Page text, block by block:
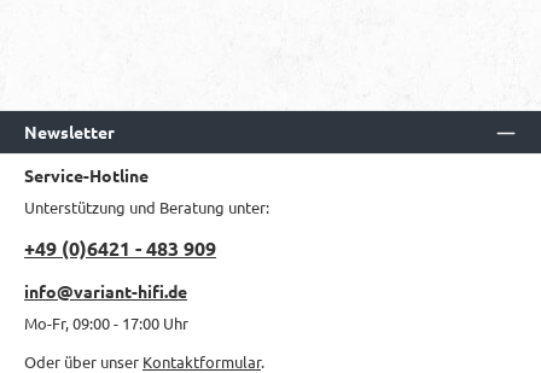
Newsletter
Service-Hotline
Unterstützung und Beratung unter:
+49 (0)6421 - 483 909
info@variant-hifi.de
Mo-Fr, 09:00 - 17:00 Uhr
Oder über unser Kontaktformular.